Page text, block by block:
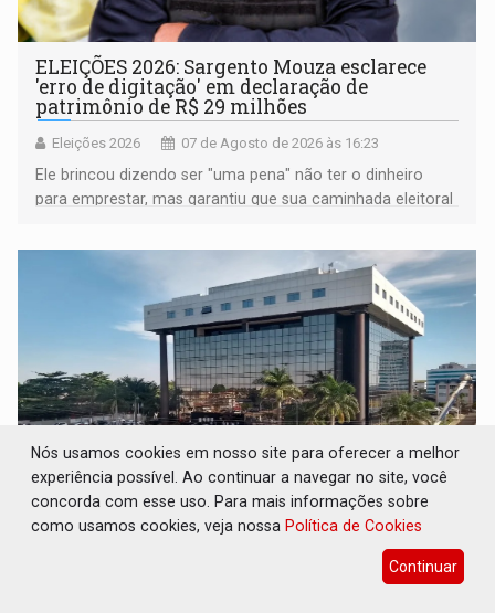
ELEIÇÕES 2026: Sargento Mouza esclarece
'erro de digitação' em declaração de
patrimônio de R$ 29 milhões
Eleições 2026 07 de Agosto de 2026 às 16:23
Ele brincou dizendo ser "uma pena" não ter o dinheiro
para emprestar, mas garantiu que sua caminhada eleitoral
JUDICIÁRIO: Sinjur parabeniza servidores
pelo adicional de incentivo com efeitos
Nós usamos cookies em nosso site para oferecer a melhor
experiência possível. Ao continuar a navegar no site, você
concorda com esse uso. Para mais informações sobre
como usamos cookies, veja nossa Política de Cookies
Continuar